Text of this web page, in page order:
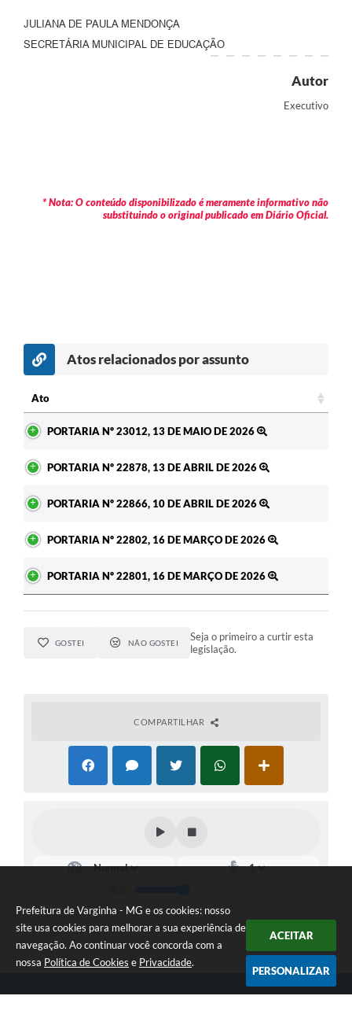
Prefeitura de Varginha - MG e os cookies: nosso
site usa cookies para melhorar a sua experiência de
navegação. Ao continuar você concorda com a
nossa Política de Cookies e Privacidade.
ACEITAR
PERSONALIZAR
JULIANA DE PAULA MENDONÇA
SECRETÁRIA MUNICIPAL DE EDUCAÇÃO
Autor
Executivo
* Nota: O conteúdo disponibilizado é meramente informativo não
substituindo o original publicado em Diário Oficial.
Atos relacionados por assunto
Ato
PORTARIA Nº 23012, 13 DE MAIO DE 2026
PORTARIA Nº 22878, 13 DE ABRIL DE 2026
PORTARIA Nº 22866, 10 DE ABRIL DE 2026
PORTARIA Nº 22802, 16 DE MARÇO DE 2026
PORTARIA Nº 22801, 16 DE MARÇO DE 2026
GOSTEI NÃO GOSTEI
Seja o primeiro a curtir esta
legislação.
COMPARTILHAR